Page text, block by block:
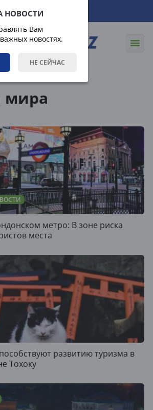
НОВОСТИ
Вам
новостях.
НЕ СЕЙЧАС
мира
метро: В зоне риска
места
развитию туризма в
Тохоку